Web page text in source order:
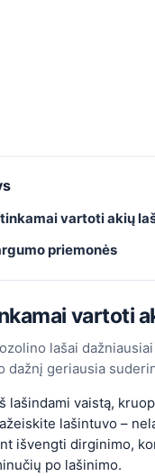
tinkamai vartoti akių
priemonės
vartoti
lašai
dažnį geriausia
lašindami vaistą,
lašintuvo –
išvengti dirginimo,
po lašinimo.